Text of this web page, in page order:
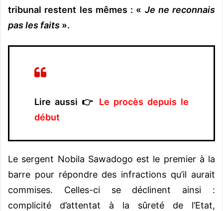
tribunal restent les mêmes : « Je ne reconnais
pas les faits ».
Lire aussi 👉 Le procès depuis le
début
Le sergent Nobila Sawadogo est le premier à la
barre pour répondre des infractions qu’il aurait
commises. Celles-ci se déclinent ainsi :
complicité d’attentat à la sûreté de l’Etat,